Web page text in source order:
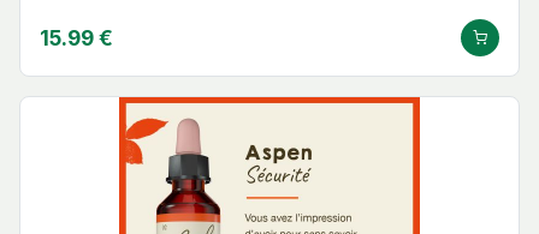
15.99 €